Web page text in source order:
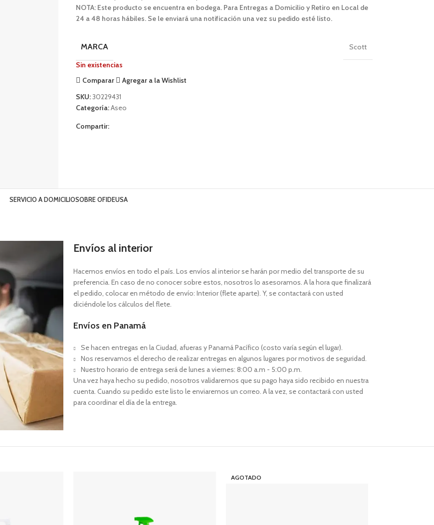
NOTA: Este producto se encuentra en bodega. Para Entregas a Domicilio y Retiro en Local de
24 a 48 horas hábiles. Se le enviará una notificación una vez su pedido esté listo.
MARCA
Scott
Sin existencias
Comparar
Agregar a la Wishlist
SKU:30229431
Categoría:Aseo
Compartir:
SERVICIO A DOMICILIOSOBRE OFIDEUSA
Envíos al interior
Hacemos envíos en todo el país. Los envíos al interior se harán por medio del transporte de su
preferencia. En caso de no conocer sobre estos, nosotros lo asesoramos. A la hora que finalizará
el pedido, colocar en método de envío: Interior (flete aparte). Y, se contactará con usted
diciéndole los cálculos del flete.
Envíos en Panamá
Se hacen entregas en la Ciudad, afueras y Panamá Pacífico (costo varía según el lugar).
Nos reservamos el derecho de realizar entregas en algunos lugares por motivos de seguridad.
Nuestro horario de entrega será de lunes a viernes: 8:00 a.m - 5:00 p.m.
Una vez haya hecho su pedido, nosotros validaremos que su pago haya sido recibido en nuestra
cuenta. Cuando su pedido este listo le enviaremos un correo. A la vez, se contactará con usted
para coordinar el día de la entrega.
AGOTADO